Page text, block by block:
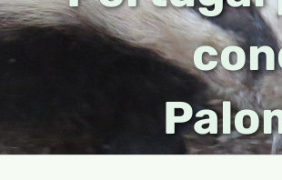
ONLINE
FICHAS PREVIAS A LA VISITA
APADRINAMIENTOS
TALLERES
RECURSOS PARA TU CENTRO
EDUCACIÓN SECUNDARIA
RECURSOS
CUADERNILLOS DIDÁCTICOS
JUEGOS Y MANUALIDADES
INFORMACIÓN GENERAL
RESERVAS Y CONTACTO
BUSCAR: